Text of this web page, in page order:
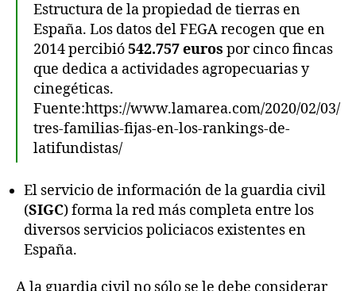
Estructura de la propiedad de tierras en
España. Los datos del FEGA recogen que en
2014 percibió542.757 euros por cinco fincas
que dedica a actividades agropecuarias y
cinegéticas.
Fuente:https://www.lamarea.com/2020/02/03/
tres-familias-fijas-en-los-rankings-de-
latifundistas/
El servicio de información de la guardia civil
(SIGC) forma la red más completa entre los
diversos servicios policiacos existentes en
España.